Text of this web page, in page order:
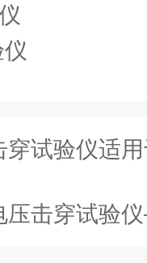
试验仪适用于
穿试验仪——影响